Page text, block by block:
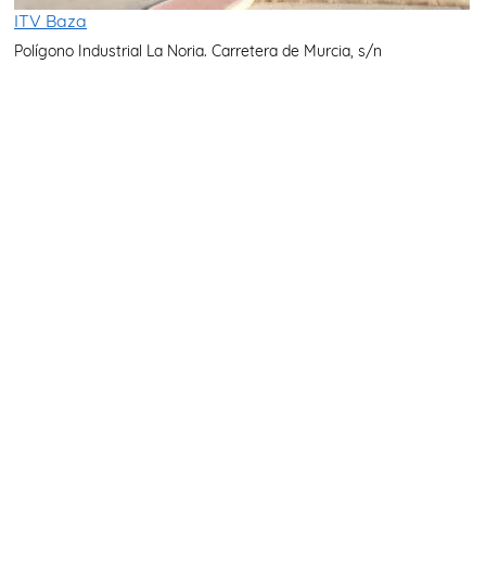
ITV Baza
Polígono Industrial La Noria. Carretera de Murcia, s/n